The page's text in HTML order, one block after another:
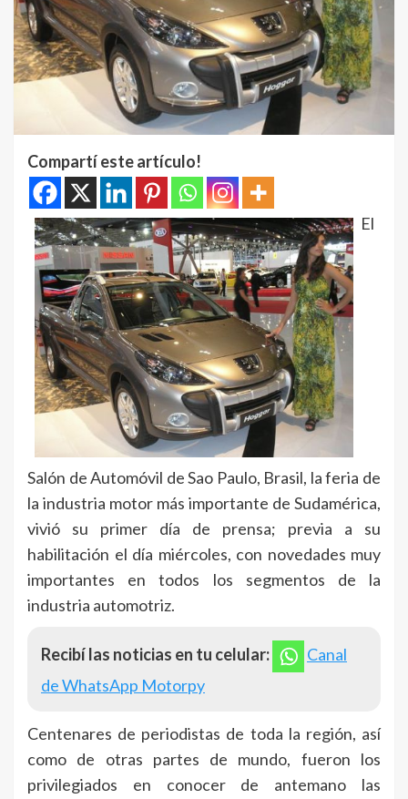
Compartí este artículo!
El
Salón de Automóvil de Sao Paulo, Brasil, la feria de
la industria motor más importante de Sudamérica,
vivió su primer día de prensa; previa a su
habilitación el día miércoles, con novedades muy
importantes en todos los segmentos de la
industria automotriz.
Recibí las noticias en tu celular:
Canal
de WhatsApp Motorpy
Centenares de periodistas de toda la región, así
como de otras partes de mundo, fueron los
privilegiados en conocer de antemano las